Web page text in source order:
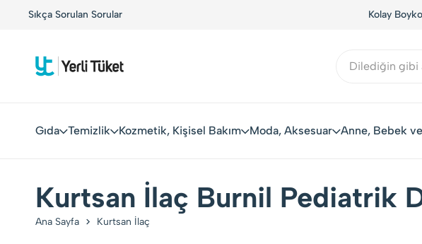
Sıkça Sorulan SorularYerli Tüketiciler, Yerli Markalarla Buluşuyor! Kolay
Gıda Temizlik Kozmetik, Kişisel Bakım Moda, Aksesuar Anne, Bebek
Kurtsan İlaç Burnil Pediatrik
Ana Sayfa Kurtsan İlaç